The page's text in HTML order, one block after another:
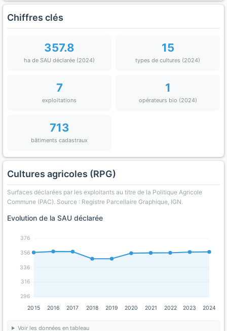
Chiffres clés
357.8
ha de SAU déclarée (2024)
15
types de cultures (2024)
7
exploitations
1
opérateurs bio (2024)
713
bâtiments cadastraux
Cultures agricoles (RPG)
Surfaces déclarées par les exploitants au titre de la Politique Agricole
Commune (PAC). Source : Registre Parcellaire Graphique, IGN.
Evolution de la SAU déclarée
296
316
336
356
376
2015 2016 2017 2018 2019 2020 2021 2022 2023 2024
Voir les données en tableau